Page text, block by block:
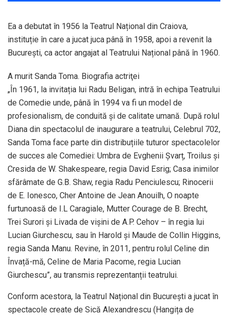
Ea a debutat în 1956 la Teatrul Național din Craiova,
instituție în care a jucat juca până în 1958, apoi a revenit la
București, ca actor angajat al Teatrului Național până în 1960.
A murit Sanda Toma. Biografia actriţei
„În 1961, la invitația lui Radu Beligan, intră în echipa Teatrului
de Comedie unde, până în 1994 va fi un model de
profesionalism, de conduită și de calitate umană. După rolul
Diana din spectacolul de inaugurare a teatrului, Celebrul 702,
Sanda Toma face parte din distribuțiile tuturor spectacolelor
de succes ale Comediei: Umbra de Evghenii Șvarț, Troilus și
Cresida de W. Shakespeare, regia David Esrig; Casa inimilor
sfărâmate de G.B. Shaw, regia Radu Penciulescu; Rinocerii
de E. Ionesco, Cher Antoine de Jean Anouilh, O noapte
furtunoasă de I.L Caragiale, Mutter Courage de B. Brecht,
Trei Surori și Livada de vișini de A.P. Cehov – în regia lui
Lucian Giurchescu, sau în Harold și Maude de Collin Higgins,
regia Sanda Manu. Revine, în 2011, pentru rolul Celine din
Învață-mă, Celine de Maria Pacome, regia Lucian
Giurchescu”, au transmis reprezentanții teatrului.
Conform acestora, la Teatrul Național din București a jucat în
spectacole create de Sică Alexandrescu (Hangița de